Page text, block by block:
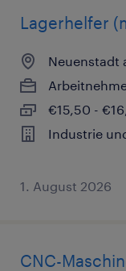
Lagerhelfer
Neuenstadt
€15,50 -
Industrie
1. August 2026
CNC-